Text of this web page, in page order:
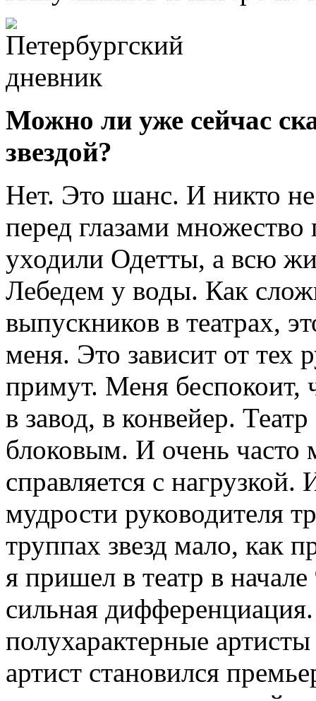
Можно ли уже сейчас
звездой?
Нет. Это шанс. И никто не
перед глазами
уходили Одетты, а всю
Лебедем у воды. Как
выпускников в театрах,
меня. Это зависит от тех
примут. Меня беспокоит,
в завод, в конвейер.
блоковым. И очень часто
справляется с нагрузкой.
мудрости руководителя
труппах звезд мало, как
я пришел в театр в
сильная
полухарактерные
артист становился